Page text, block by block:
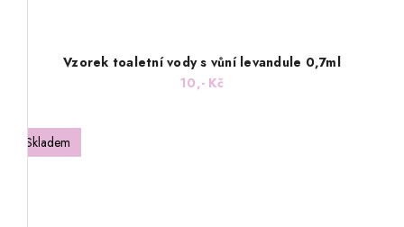
Vzorek toaletní vody s vůní levandule 0,7ml
10,- Kč
Skladem